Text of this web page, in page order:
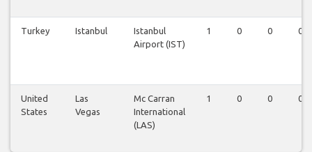
Turkey Istanbul
Istanbul
Airport (IST)
1 0 0 0
United
States
Las
Vegas
Mc Carran
International
(LAS)
1 0 0 0